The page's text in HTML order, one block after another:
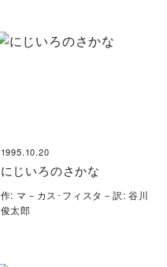
1995.10.20
にじいろのさかな
作: マ－カス･フィスタ－訳: 谷川
俊太郎